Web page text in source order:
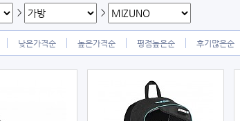
> >
낮은가격순 높은가격순 평점높은순 후기많은순